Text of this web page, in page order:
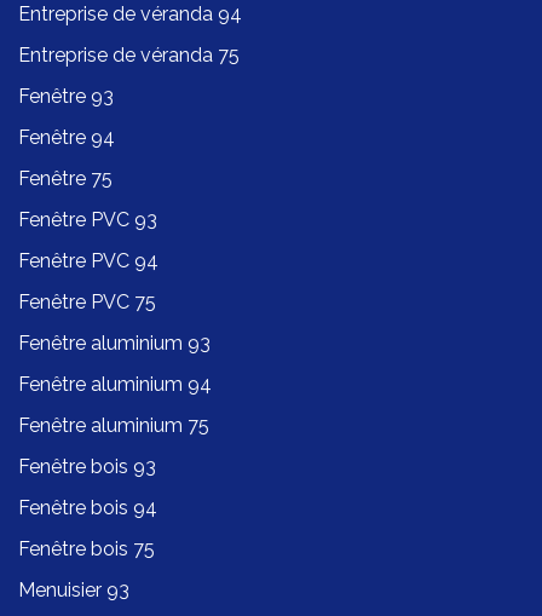
Entreprise de véranda 94
Entreprise de véranda 75
Fenêtre 93
Fenêtre 94
Fenêtre 75
Fenêtre PVC 93
Fenêtre PVC 94
Fenêtre PVC 75
Fenêtre aluminium 93
Fenêtre aluminium 94
Fenêtre aluminium 75
Fenêtre bois 93
Fenêtre bois 94
Fenêtre bois 75
Menuisier 93